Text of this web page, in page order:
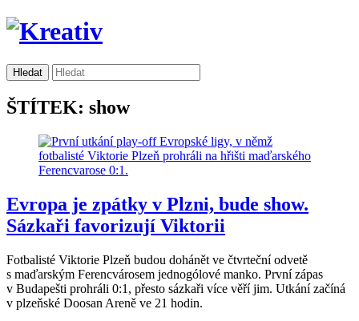
ŠTÍTEK: show
Evropa je zpátky v Plzni, bude show.
Sázkaři favorizují Viktorii
Fotbalisté Viktorie Plzeň budou dohánět ve čtvrteční odvetě
s maďarským Ferencvárosem jednogólové manko. První zápas
v Budapešti prohráli 0:1, přesto sázkaři více věří jim. Utkání začíná
v plzeňské Doosan Areně ve 21 hodin.